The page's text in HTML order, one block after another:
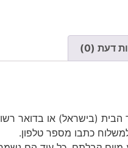
דעת (0)
הבית (בישראל) או בדואר
כתבו מספר טלפון.